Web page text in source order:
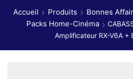
Accueil Produits Bonnes
Packs Home-Cinéma
Amplificateur RX-V6A +